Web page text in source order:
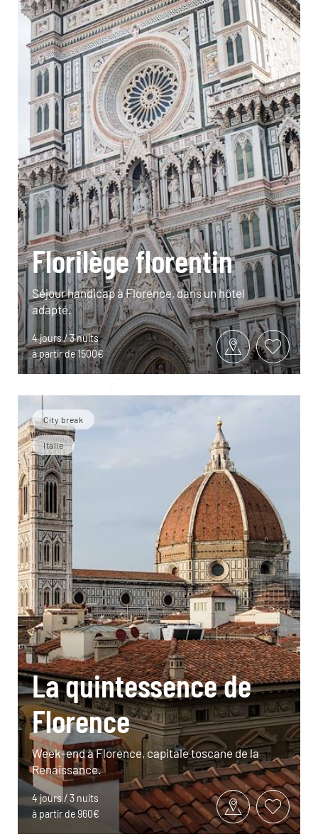
Florilège florentin
Séjour handicap à Florence, dans un hôtel
adapté.
4 jours / 3 nuits
à partir de 1500€
City break
Italie
La quintessence de
Florence
Week-end à Florence, capitale toscane de la
Renaissance.
4 jours / 3 nuits
à partir de 960€